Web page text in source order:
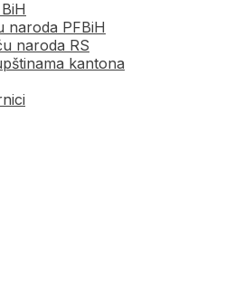
naroda PFBiH
naroda RS
kantona